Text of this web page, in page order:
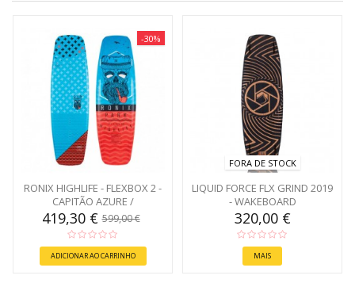
-30%
RONIX HIGHLIFE - FLEXBOX 2 -
CAPITÃO AZURE /
CAFFEINATED 145
419,30 €599,00 €
ADICIONAR AO CARRINHO
FORA DE STOCK
LIQUID FORCE FLX GRIND 2019
- WAKEBOARD
320,00 €
MAIS